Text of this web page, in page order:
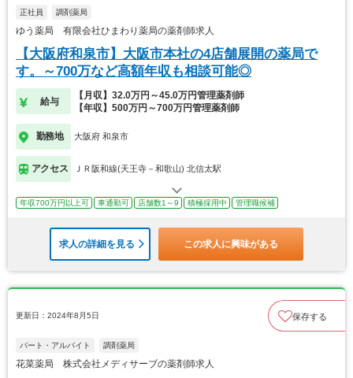
正社員 調剤薬局
ゆう薬局 有限会社ひまわり薬局の薬剤師求人
【大阪府和泉市】大阪市本社の4店舗展開の薬局で
す。～700万など高額年収も相談可能◎
給与
【月収】32.0万円～45.0万円管理薬剤師
【年収】500万円～700万円管理薬剤師
勤務地 大阪府 和泉市
アクセス ＪＲ阪和線(天王寺－和歌山) 北信太駅
年収700万円以上可 車通勤可 店舗数1～9 積極採用中 管理職候補
求人の詳細を見る この求人に興味がある
更新日：2024年8月5日 保存する
パート・アルバイト 調剤薬局
花菜薬局 株式会社メディサーブの薬剤師求人